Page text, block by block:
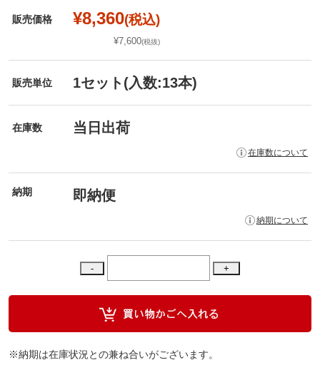
販売価格 ¥8,360(税込)
¥7,600(税抜)
販売単位 1セット(入数:13本)
在庫数 当日出荷
在庫数について
納期 即納便
納期について
※納期は在庫状況との兼ね合いがございます。